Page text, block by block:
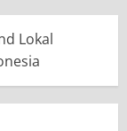
Lokal